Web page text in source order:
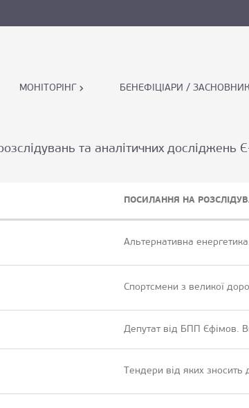
МОНІТОРІНГ БЕНЕФІЦІАРИ /
та аналітичних досліджень
ПОСИЛАННЯ НА
Альтернативна
Спортсмени з великої
Депутат від БПП Єфімов.
Тендери від яких зносить